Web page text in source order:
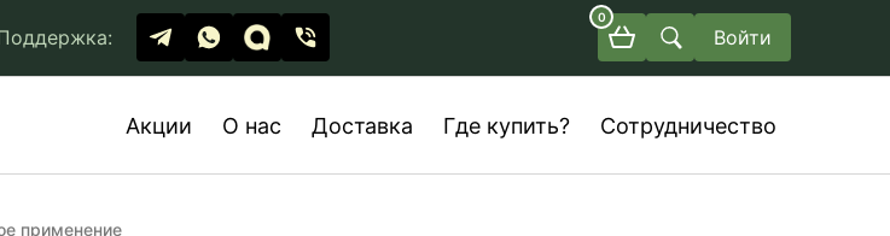
0
Войти
Акции О нас Доставка Где купить? Сотрудничество
применение